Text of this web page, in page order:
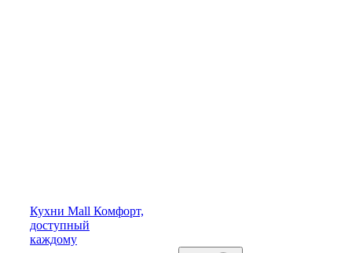
Кухни Mall Комфорт,
доступный
каждому